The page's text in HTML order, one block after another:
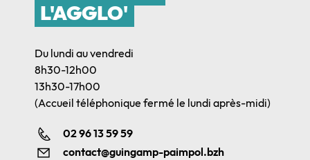
L'AGGLO'
Du lundi au vendredi
8h30-12h00
13h30-17h00
(Accueil téléphonique fermé le lundi après-midi)
02 96 13 59 59
contact@guingamp-paimpol.bzh